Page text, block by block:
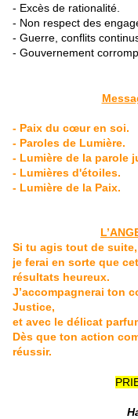
- Excès de rationalité.
- Non respect des
- Guerre, conflits
- Gouvernement
- Paix du cœur en soi.
- Paroles de Lumière.
- Lumière de la parole
- Lumières d'étoiles.
- Lumière de la Paix.
Si tu agis tout de
je ferai en sorte que
résultats heureux.
J’accompagnerai ton
Justice,
et avec le délicat
Dès que ton action
réussir.